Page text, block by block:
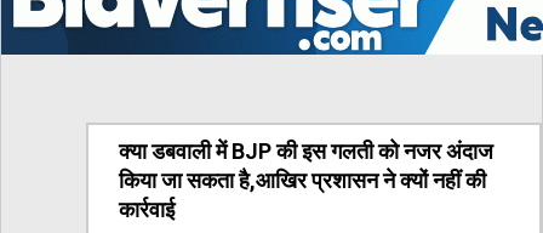
क्या डबवाली में BJP की इस गलती को नजर अंदाज
किया जा सकता है,आखिर प्रशासन ने क्यों नहीं की
कार्रवाई